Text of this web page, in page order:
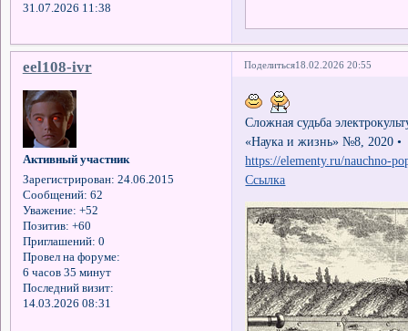
31.07.2026 11:38
Поделиться18.02.2026 20:55
eel108-ivr
Активный участник
Зарегистрирован: 24.06.2015
Сообщений: 62
Уважение: +52
Позитив: +60
Приглашений: 0
Провел на форуме:
6 часов 35 минут
Последний визит:
14.03.2026 08:31
Сложная судьба
«Наука и жизнь» №8, 2020 •
https://elementy.ru/nauchno-
Ссылка